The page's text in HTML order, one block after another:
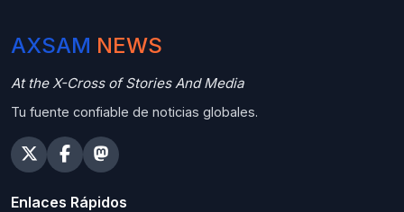
AXSAM NEWS
At the X-Cross of Stories And Media
Tu fuente confiable de noticias globales.
Enlaces Rápidos